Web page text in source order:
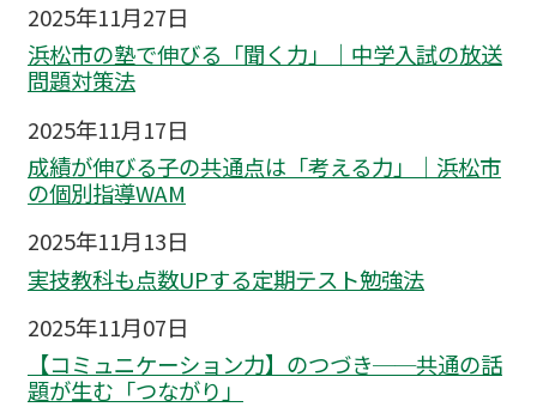
2025年11月27日
浜松市の塾で伸びる「聞く力」｜中学入試の放送
問題対策法
2025年11月17日
成績が伸びる子の共通点は「考える力」｜浜松市
の個別指導WAM
2025年11月13日
実技教科も点数UPする定期テスト勉強法
2025年11月07日
【コミュニケーション力】のつづき──共通の話
題が生む「つながり」